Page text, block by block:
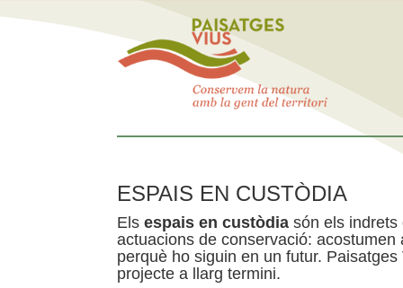
ESPAIS EN CUSTÒDIA
Els espais en custòdia són els indrets
actuacions de conservació:
perquè ho siguin en un futur.
projecte a llarg termini.